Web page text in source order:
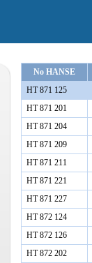
No HANSE
HT 871 125
HT 871 201
HT 871 204
HT 871 209
HT 871 211
HT 871 221
HT 871 227
HT 872 124
HT 872 126
HT 872 202